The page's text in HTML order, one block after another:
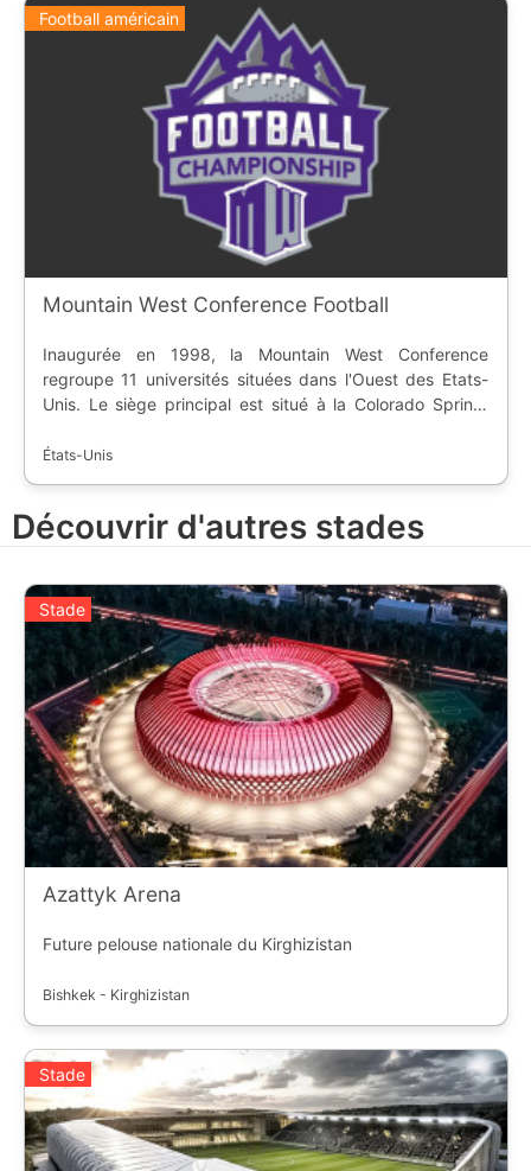
Football américain
Mountain West Conference Football
Inaugurée en 1998, la Mountain West Conference
regroupe 11 universités situées dans l'Ouest des Etats-
Unis. Le siège principal est situé à la Colorado Spring,
américain fait partie de la Division 1, sous-division FBS,
États-Unis
Découvrir d'autres stades
Stade
Azattyk Arena
Future pelouse nationale du Kirghizistan
Bishkek - Kirghizistan
Stade